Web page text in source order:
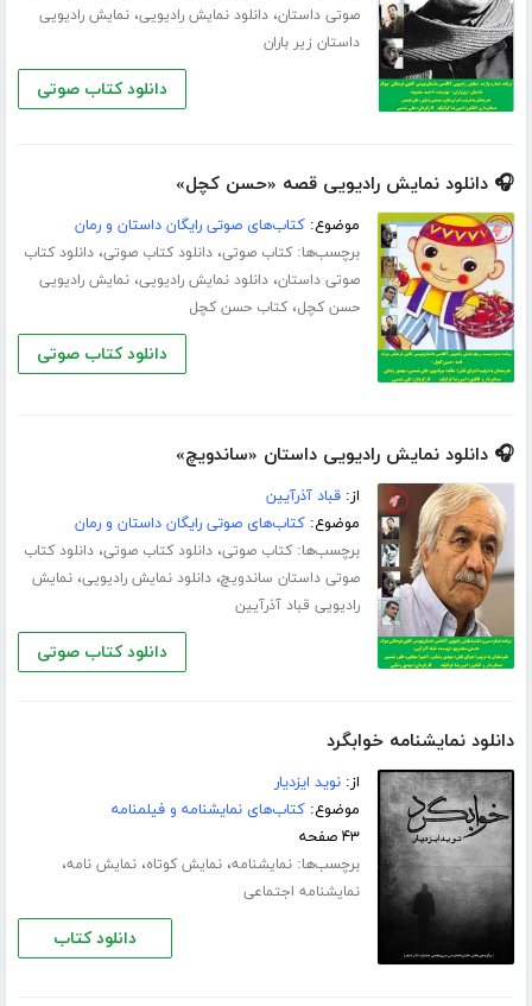
صوتی داستان،دانلود نمایش رادیویی،نمایش رادیویی
داستان زیر باران
دانلود کتاب صوتی
🎧 دانلود نمایش رادیویی قصه «حسن کچل»
موضوع:کتاب‌های صوتی رایگان داستان و رمان
برچسب‌ها:کتاب صوتی،دانلود کتاب صوتی،دانلود کتاب
صوتی داستان،دانلود نمایش رادیویی،نمایش رادیویی
حسن کچل،کتاب حسن کچل
دانلود کتاب صوتی
🎧 دانلود نمایش رادیویی داستان «ساندویچ»
از:قباد آذرآیین
موضوع:کتاب‌های صوتی رایگان داستان و رمان
برچسب‌ها:کتاب صوتی،دانلود کتاب صوتی،دانلود کتاب
صوتی داستان ساندویچ،دانلود نمایش رادیویی،نمایش
رادیویی قباد آذرآیین
دانلود کتاب صوتی
دانلود نمایشنامه خوابگرد
از:نوید ایزدیار
موضوع:کتاب‌های نمایشنامه و فیلمنامه
۴۳ صفحه
برچسب‌ها:نمایشنامه،نمایش کوتاه،نمایش نامه،
نمایشنامه اجتماعی
دانلود کتاب